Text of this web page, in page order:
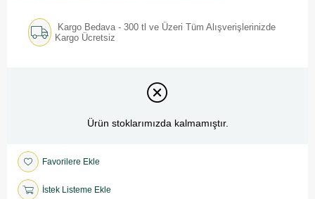
Kargo Bedava - 300 tl ve Üzeri Tüm Alışverişlerinizde
Kargo Ücretsiz
Ürün stoklarımızda kalmamıştır.
Favorilere Ekle
İstek Listeme Ekle